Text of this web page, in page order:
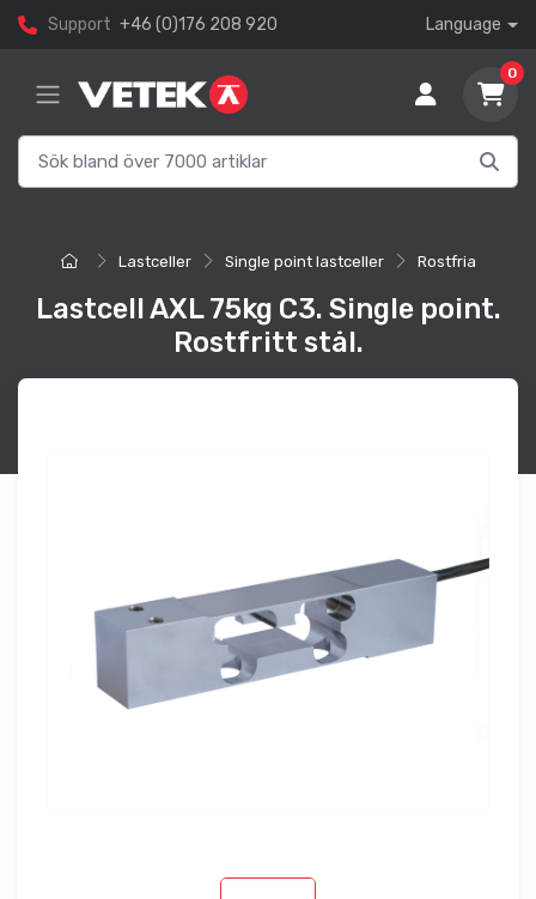
Support +46 (0)176 208 920 Language
0
Lastceller Single point lastceller Rostfria
Lastcell AXL 75kg C3. Single point.
Rostfritt stål.